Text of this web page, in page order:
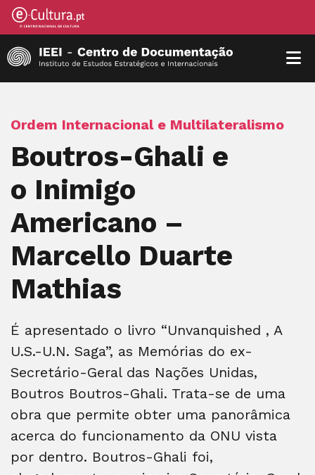
Ordem Internacional e Multilateralismo
Boutros-Ghali e
o Inimigo
Americano –
Marcello Duarte
Mathias
É apresentado o livro “Unvanquished , A
U.S.-U.N. Saga”, as Memórias do ex-
Secretário-Geral das Nações Unidas,
Boutros Boutros-Ghali. Trata-se de uma
obra que permite obter uma panorâmica
acerca do funcionamento da ONU vista
por dentro. Boutros-Ghali foi,